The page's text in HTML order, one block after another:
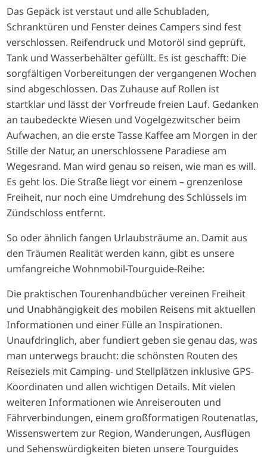
Das Gepäck ist verstaut und alle Schubladen,
Schranktüren und Fenster deines Campers sind fest
verschlossen. Reifendruck und Motoröl sind geprüft,
Tank und Wasserbehälter gefüllt. Es ist geschafft: Die
sorgfältigen Vorbereitungen der vergangenen Wochen
sind abgeschlossen. Das Zuhause auf Rollen ist
startklar und lässt der Vorfreude freien Lauf. Gedanken
an taubedeckte Wiesen und Vogelgezwitscher beim
Aufwachen, an die erste Tasse Kaffee am Morgen in der
Stille der Natur, an unerschlossene Paradiese am
Wegesrand. Man wird genau so reisen, wie man es will.
Es geht los. Die Straße liegt vor einem – grenzenlose
Freiheit, nur noch eine Umdrehung des Schlüssels im
Zündschloss entfernt.
So oder ähnlich fangen Urlaubsträume an. Damit aus
den Träumen Realität werden kann, gibt es unsere
umfangreiche Wohnmobil-Tourguide-Reihe:
Die praktischen Tourenhandbücher vereinen Freiheit
und Unabhängigkeit des mobilen Reisens mit aktuellen
Informationen und einer Fülle an Inspirationen.
Unaufdringlich, aber fundiert geben sie genau das, was
man unterwegs braucht: die schönsten Routen des
Reiseziels mit Camping- und Stellplätzen inklusive GPS-
Koordinaten und allen wichtigen Details. Mit vielen
weiteren Informationen wie Anreiserouten und
Fährverbindungen, einem großformatigen Routenatlas,
Wissenswertem zur Region, Wanderungen, Ausflügen
und Sehenswürdigkeiten bieten unsere Tourguides